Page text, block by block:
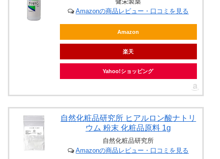
Amazonの商品レビュー・口コミを見る
Amazon
楽天
Yahoo!ショッピング
自然化粧品研究所 ヒアルロン酸ナトリ
ウム 粉末 化粧品原料 1g
自然化粧品研究所
Amazonの商品レビュー・口コミを見る